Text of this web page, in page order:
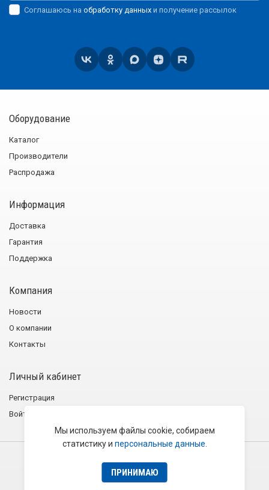
Соглашаюсь на обработку данных и получение рассылок
Оборудование
Каталог
Производители
Распродажа
Информация
Доставка
Гарантия
Поддержка
Компания
Новости
О компании
Контакты
Личный кабинет
Регистрация
Войти
2001−2026 © Группа компаний «Эликс»
Политика конфиденциальности
Пользовательское соглашение
Мы используем файлы cookie, собираем
статистику и персональные данные
ПРИНИМАЮ